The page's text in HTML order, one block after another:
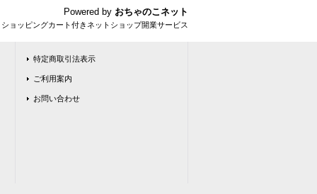
Powered by おちゃのこネット
ョッピングカート付きネットショップ開業サービス
特定商取引法表示
ご利用案内
お問い合わせ